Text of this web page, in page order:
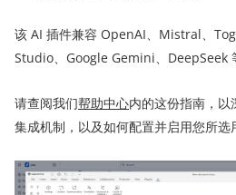
该 AI 插件兼容 OpenAI、Mistral、
Studio、Google Gemini、DeepSeek
请查阅我们帮助中心内的这份指南，以
集成机制，以及如何配置并启用您所选